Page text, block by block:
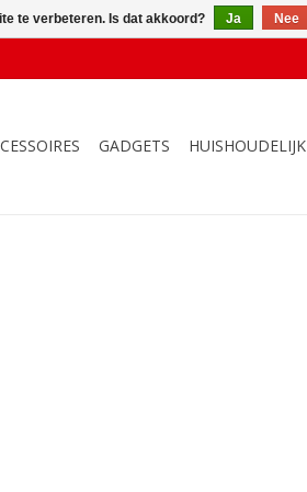
GADGETS HUISHOUDELIJK
te verbeteren. Is dat akkoord? Ja Nee